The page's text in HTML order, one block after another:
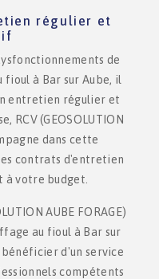
régulier et
de
à Bar sur Aube, il
entretien régulier et
RCV (GEOSOLUTION
dans cette
contrats d'entretien
à votre budget.
AUBE FORAGE)
au fioul à Bar sur
bénéficier d'un service
compétents